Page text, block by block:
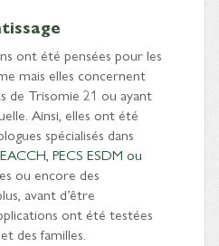
ont été pensées pour les
mais elles concernent
de Trisomie 21 ou ayant
Ainsi, elles ont été
spécialisés dans
PECS ESDM ou
ou encore des
avant d’être
ont été testées
des familles.